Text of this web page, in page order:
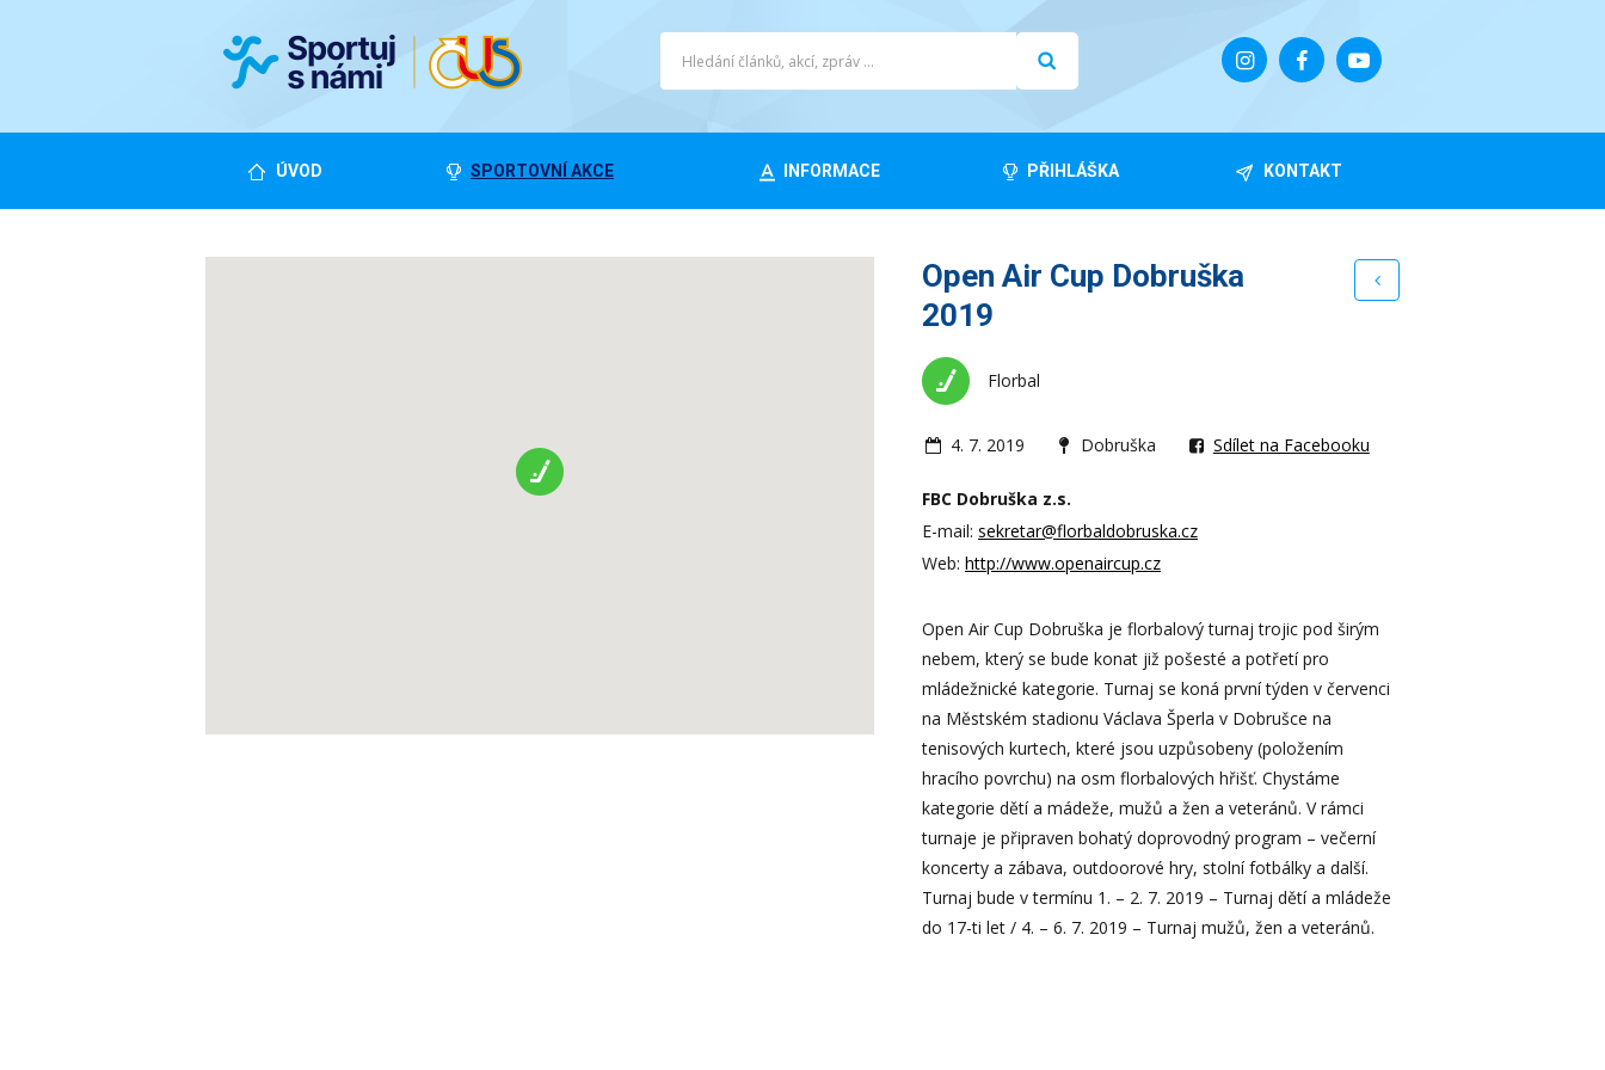
ÚVOD SPORTOVNÍ AKCE INFORMACE PŘIHLÁŠKA KONTAKT
Open Air Cup Dobruška
2019
Florbal
4. 7. 2019 Dobruška Sdílet na Facebooku
FBC Dobruška z.s.
E-mail: sekretar@florbaldobruska.cz
Web: http://www.openaircup.cz
Open Air Cup Dobruška je florbalový turnaj trojic pod širým
nebem, který se bude konat již pošesté a potřetí pro
mládežnické kategorie. Turnaj se koná první týden v červenci
na Městském stadionu Václava Šperla v Dobrušce na
tenisových kurtech, které jsou uzpůsobeny (položením
hracího povrchu) na osm florbalových hřišť. Chystáme
kategorie dětí a mádeže, mužů a žen a veteránů. V rámci
turnaje je připraven bohatý doprovodný program – večerní
koncerty a zábava, outdoorové hry, stolní fotbálky a další.
Turnaj bude v termínu 1. – 2. 7. 2019 – Turnaj dětí a mládeže
do 17-ti let / 4. – 6. 7. 2019 – Turnaj mužů, žen a veteránů.